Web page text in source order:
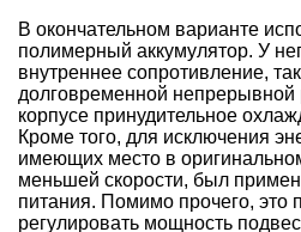
В окончательном варианте
полимерный аккумулятор. У
внутреннее сопротивление,
долговременной непрерывной
корпусе принудительное
Кроме того, для исключения
имеющих место в
меньшей скорости, был
питания. Помимо прочего, это
регулировать мощность